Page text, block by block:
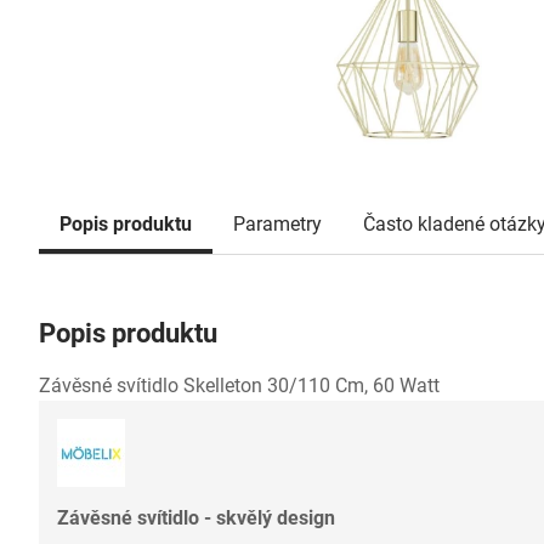
Popis produktu Parametry Často kladené
Popis produktu
Závěsné svítidlo Skelleton 30/110 Cm, 60 Watt
Závěsné svítidlo - skvělý design